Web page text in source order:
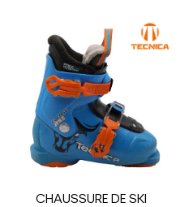
CHAUSSURE DE SKI